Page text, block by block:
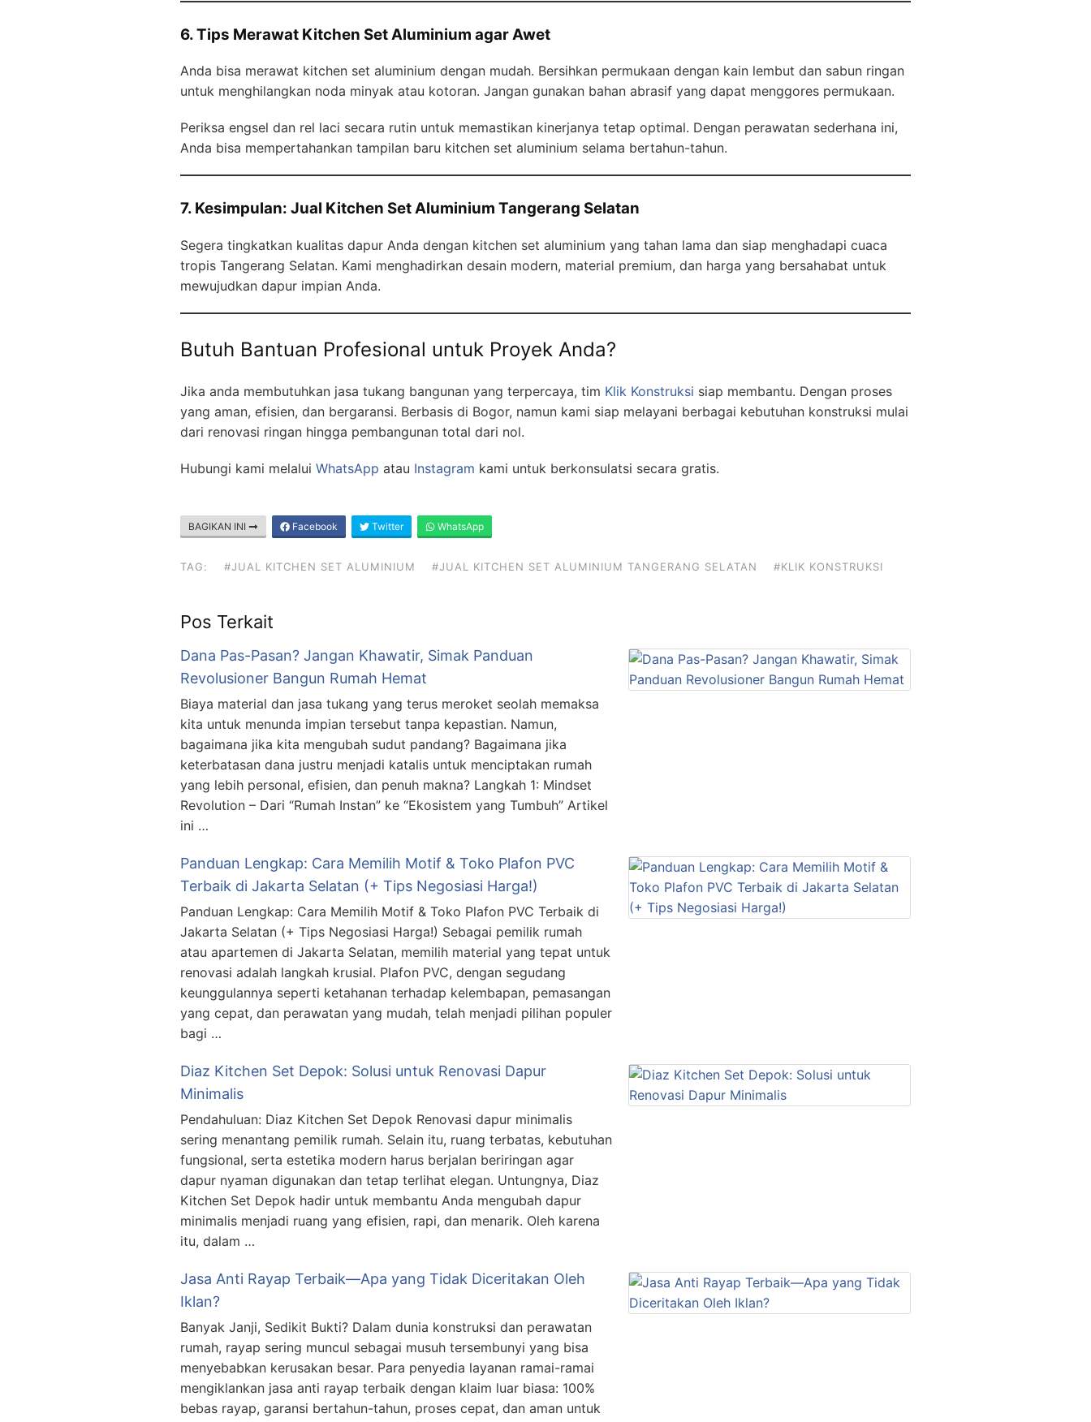
6. Tips Merawat Kitchen Set Aluminium agar Awet
Anda bisa merawat kitchen set aluminium dengan mudah. Bersihkan permukaan dengan kain lembut dan sabun ringan
untuk menghilangkan noda minyak atau kotoran. Jangan gunakan bahan abrasif yang dapat menggores permukaan.
Periksa engsel dan rel laci secara rutin untuk memastikan kinerjanya tetap optimal. Dengan perawatan sederhana ini,
Anda bisa mempertahankan tampilan baru kitchen set aluminium selama bertahun-tahun.
7. Kesimpulan: Jual Kitchen Set Aluminium Tangerang Selatan
Segera tingkatkan kualitas dapur Anda dengan kitchen set aluminium yang tahan lama dan siap menghadapi cuaca
tropis Tangerang Selatan. Kami menghadirkan desain modern, material premium, dan harga yang bersahabat untuk
mewujudkan dapur impian Anda.
Butuh Bantuan Profesional untuk Proyek Anda?
Jika anda membutuhkan jasa tukang bangunan yang terpercaya, tim Klik Konstruksi siap membantu. Dengan proses
yang aman, efisien, dan bergaransi. Berbasis di Bogor, namun kami siap melayani berbagai kebutuhan konstruksi mulai
dari renovasi ringan hingga pembangunan total dari nol.
Hubungi kami melalui WhatsApp atau Instagram kami untuk berkonsulatsi secara gratis.
BAGIKAN INI Facebook Twitter WhatsApp
TAG: #JUAL KITCHEN SET ALUMINIUM #JUAL KITCHEN SET ALUMINIUM TANGERANG SELATAN #KLIK KONSTRUKSI
Pos Terkait
Dana Pas-Pasan? Jangan Khawatir, Simak Panduan
Revolusioner Bangun Rumah Hemat
Biaya material dan jasa tukang yang terus meroket seolah memaksa
kita untuk menunda impian tersebut tanpa kepastian. Namun,
bagaimana jika kita mengubah sudut pandang? Bagaimana jika
keterbatasan dana justru menjadi katalis untuk menciptakan rumah
yang lebih personal, efisien, dan penuh makna? Langkah 1: Mindset
Revolution – Dari “Rumah Instan” ke “Ekosistem yang Tumbuh” Artikel
ini …
Panduan Lengkap: Cara Memilih Motif & Toko Plafon PVC
Terbaik di Jakarta Selatan (+ Tips Negosiasi Harga!)
Panduan Lengkap: Cara Memilih Motif & Toko Plafon PVC Terbaik di
Jakarta Selatan (+ Tips Negosiasi Harga!) Sebagai pemilik rumah
atau apartemen di Jakarta Selatan, memilih material yang tepat untuk
renovasi adalah langkah krusial. Plafon PVC, dengan segudang
keunggulannya seperti ketahanan terhadap kelembapan, pemasangan
yang cepat, dan perawatan yang mudah, telah menjadi pilihan populer
bagi …
Diaz Kitchen Set Depok: Solusi untuk Renovasi Dapur
Minimalis
Pendahuluan: Diaz Kitchen Set Depok Renovasi dapur minimalis
sering menantang pemilik rumah. Selain itu, ruang terbatas, kebutuhan
fungsional, serta estetika modern harus berjalan beriringan agar
dapur nyaman digunakan dan tetap terlihat elegan. Untungnya, Diaz
Kitchen Set Depok hadir untuk membantu Anda mengubah dapur
minimalis menjadi ruang yang efisien, rapi, dan menarik. Oleh karena
itu, dalam …
Jasa Anti Rayap Terbaik—Apa yang Tidak Diceritakan Oleh
Iklan?
Banyak Janji, Sedikit Bukti? Dalam dunia konstruksi dan perawatan
rumah, rayap sering muncul sebagai musuh tersembunyi yang bisa
menyebabkan kerusakan besar. Para penyedia layanan ramai-ramai
mengiklankan jasa anti rayap terbaik dengan klaim luar biasa: 100%
bebas rayap, garansi bertahun-tahun, proses cepat, dan aman untuk